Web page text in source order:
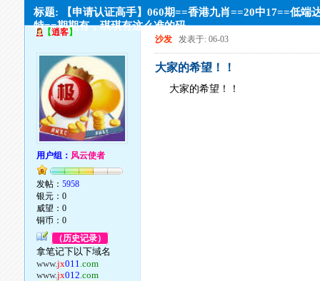
标题: 【申请认证高手】060期==香港九肖==20中17==低端
特==期期有，琪琪有这么准的码。。
【逍客】
用户组： 风云使者
发帖：5958
银元：0
威望：0
铜币：0
（历史记录）
拿笔记下以下域名
www.jx011.com
www.jx012.com
沙发 发表于: 06-03
大家的希望！！
大家的希望！！